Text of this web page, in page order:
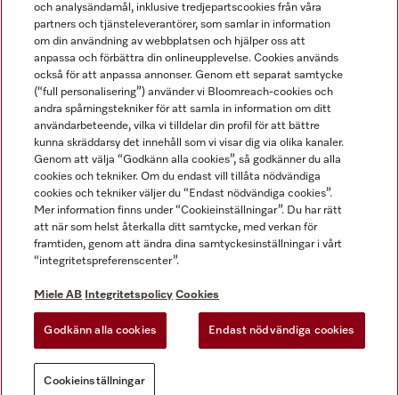
Miele AB
Allmänna villkor
Användarvillkor
Miele tillgänglighetsförklaring
Lagen om digitala tjänster
Miele på LinkedIn
Miele på Facebook
Miele på Instagram
Miele på Youtube
och analysändamål, inklusive tredjepartscookies från våra
partners och tjänsteleverantörer, som samlar in information
om din användning av webbplatsen och hjälper oss att
anpassa och förbättra din onlineupplevelse. Cookies används
också för att anpassa annonser. Genom ett separat samtycke
(“full personalisering”) använder vi Bloomreach-cookies och
andra spårningstekniker för att samla in information om ditt
användarbeteende, vilka vi tilldelar din profil för att bättre
kunna skräddarsy det innehåll som vi visar dig via olika kanaler.
Genom att välja “Godkänn alla cookies”, så godkänner du alla
cookies och tekniker. Om du endast vill tillåta nödvändiga
cookies och tekniker väljer du “Endast nödvändiga cookies”.
Mer information finns under “Cookieinställningar”. Du har rätt
att när som helst återkalla ditt samtycke, med verkan för
framtiden, genom att ändra dina samtyckesinställningar i vårt
“integritetspreferenscenter”.
Miele AB Integritetspolicy Cookies
Godkänn alla cookies Endast nödvändiga cookies
Cookieinställningar